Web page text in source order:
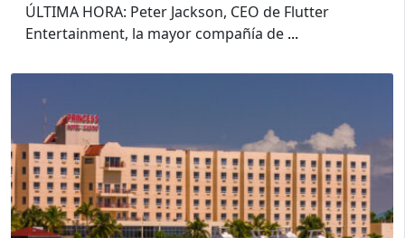
ÚLTIMA HORA: Peter Jackson, CEO de Flutter
Entertainment, la mayor compañía de ...